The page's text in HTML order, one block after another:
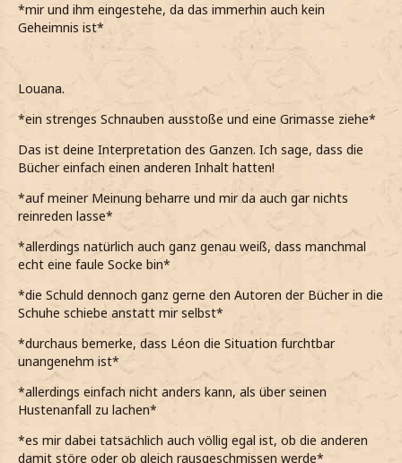
*mir und ihm eingestehe, da das immerhin auch kein
Geheimnis ist*
Louana.
*ein strenges Schnauben ausstoße und eine Grimasse ziehe*
Das ist deine Interpretation des Ganzen. Ich sage, dass die
Bücher einfach einen anderen Inhalt hatten!
*auf meiner Meinung beharre und mir da auch gar nichts
reinreden lasse*
*allerdings natürlich auch ganz genau weiß, dass manchmal
echt eine faule Socke bin*
*die Schuld dennoch ganz gerne den Autoren der Bücher in die
Schuhe schiebe anstatt mir selbst*
*durchaus bemerke, dass Léon die Situation furchtbar
unangenehm ist*
*allerdings einfach nicht anders kann, als über seinen
Hustenanfall zu lachen*
*es mir dabei tatsächlich auch völlig egal ist, ob die anderen
damit störe oder ob gleich rausgeschmissen werde*